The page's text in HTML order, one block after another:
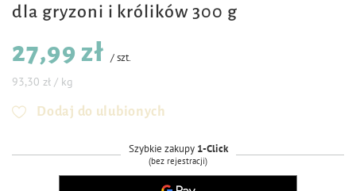
dla gryzoni i królików 300 g
27,99 zł /szt.
93,30 zł / kg
Dodaj do ulubionych
Szybkie zakupy 1-Click
(bez rejestracji)